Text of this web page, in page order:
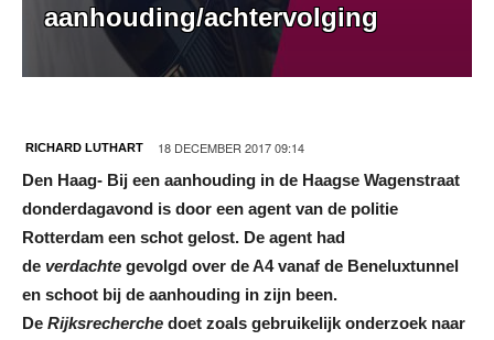
aanhouding/achtervolging
RICHARD LUTHART 18 DECEMBER 2017 09:14
Den Haag- Bij een aanhouding in de Haagse Wagenstraat
donderdagavond is door een agent van de politie
Rotterdam een schot gelost. De agent had
de verdachte gevolgd over de A4 vanaf de Beneluxtunnel
en schoot bij de aanhouding in zijn been.
De Rijksrecherche doet zoals gebruikelijk onderzoek naar